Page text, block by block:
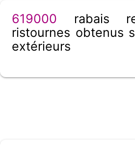
619000 rabais
ristournes obtenus
extérieurs